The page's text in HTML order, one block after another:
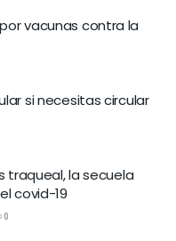
vacunas contra la
si necesitas circular
traqueal, la secuela
covid-19
0